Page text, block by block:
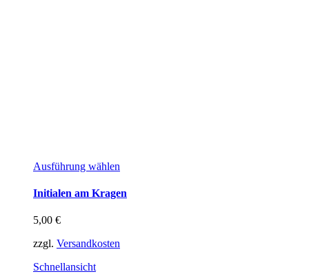
Ausführung wählen
weist
Optionen
Initialen am Kragen
5,00 €
zzgl. Versandkosten
Schnellansicht